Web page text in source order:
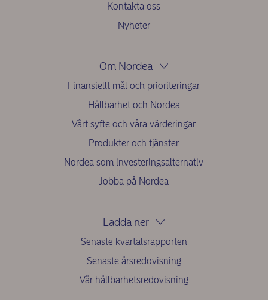
Kontakta oss
Nyheter
Om Nordea
Finansiellt mål och prioriteringar
Hållbarhet och Nordea
Vårt syfte och våra värderingar
Produkter och tjänster
Nordea som investeringsalternativ
Jobba på Nordea
Ladda ner
Senaste kvartalsrapporten
Senaste årsredovisning
Vår hållbarhetsredovisning